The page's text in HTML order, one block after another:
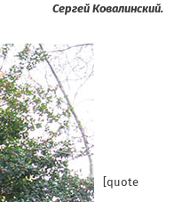
Сергей Ковалинский.
[quote